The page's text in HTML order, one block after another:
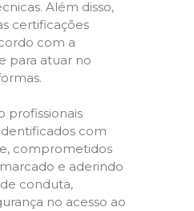
Além disso,
certificações
com a
para atuar no
profissionais
com
comprometidos
e aderindo
conduta,
no acesso ao